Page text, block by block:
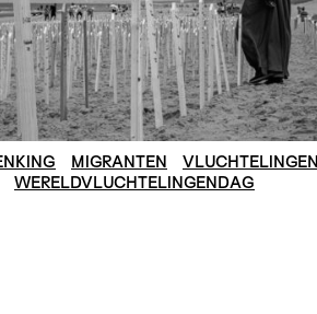
MIGRANTEN
VLUCHTELINGEN
WERELDVLUCHTELINGENDAG